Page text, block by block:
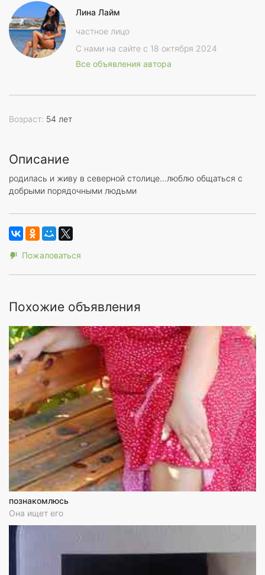
Лина Лайм
частное лицо
С нами на сайте с 18 октября 2024
Все объявления автора
Возраст: 54 лет
Описание
родилась и живу в северной столице...люблю общаться с
добрыми порядочными людьми
Пожаловаться
Похожие объявления
познакомлюсь
Она ищет его